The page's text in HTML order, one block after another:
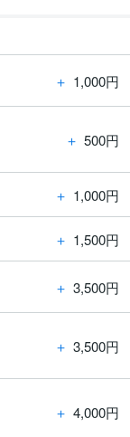
＋ 1,000円
＋ 500円
＋ 1,000円
＋ 1,500円
＋ 3,500円
＋ 3,500円
＋ 4,000円